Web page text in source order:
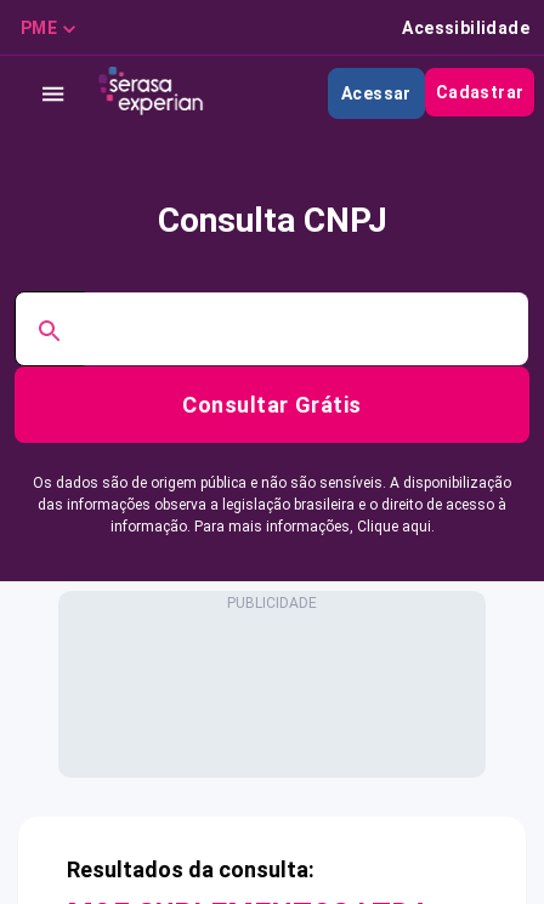
PME Acessibilidade
Acessar Cadastrar
Consulta CNPJ
Consultar Grátis
Os dados são de origem pública e não são sensíveis. A disponibilização
das informações observa a legislação brasileira e o direito de acesso à
informação. Para mais informações, Clique aqui.
Resultados da consulta: